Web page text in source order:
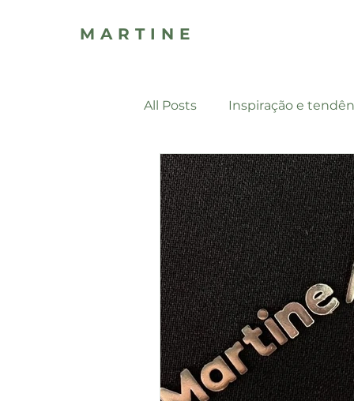
MARTINE
All Posts Inspiração e